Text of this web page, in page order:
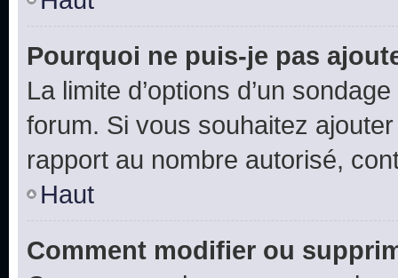
Pourquoi ne puis-je pas
La limite d’options d’un
forum. Si vous souhaitez
rapport au nombre autorisé,
Haut
Comment modifier ou